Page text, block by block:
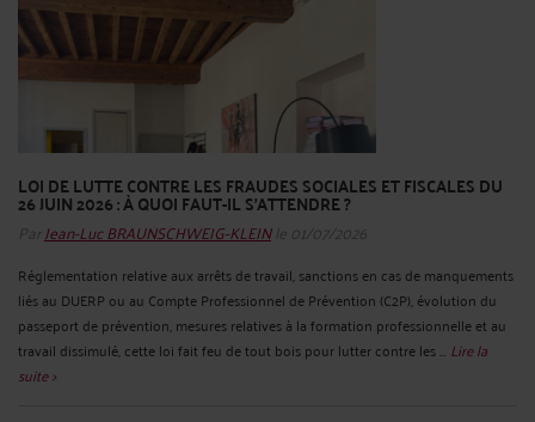
LOI DE LUTTE CONTRE LES FRAUDES SOCIALES ET FISCALES DU
26 JUIN 2026 : À QUOI FAUT-IL S’ATTENDRE ?
Par Jean-Luc BRAUNSCHWEIG-KLEINle 01/07/2026
Réglementation relative aux arrêts de travail, sanctions en cas de manquements
liés au DUERP ou au Compte Professionnel de Prévention (C2P), évolution du
passeport de prévention, mesures relatives à la formation professionnelle et au
travail dissimulé, cette loi fait feu de tout bois pour lutter contre les ... Lire la
suite >